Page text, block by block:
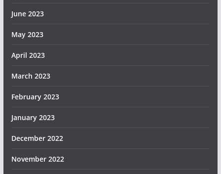
June 2023
May 2023
April 2023
March 2023
February 2023
January 2023
December 2022
November 2022